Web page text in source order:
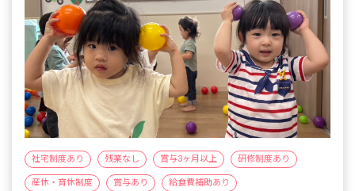
社宅制度あり 残業なし 賞与3ヶ月以上 研修制度あり
産休・育休制度 賞与あり 給食費補助あり